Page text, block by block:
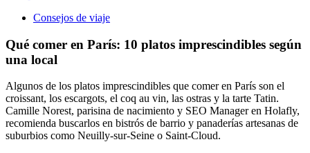
Consejos de viaje
Qué comer en París: 10 platos imprescindibles según
una local
Algunos de los platos imprescindibles que comer en París son el
croissant, los escargots, el coq au vin, las ostras y la tarte Tatin.
Camille Norest, parisina de nacimiento y SEO Manager en Holafly,
recomienda buscarlos en bistrós de barrio y panaderías artesanas de
suburbios como Neuilly-sur-Seine o Saint-Cloud.